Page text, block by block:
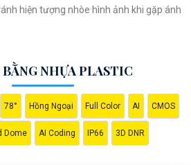
hiện tượng nhòe hình ảnh khi gặp ánh
NHỰA PLASTIC
78° Hồng Ngoại Full Color AI CMOS
Dome AI Coding IP66 3D DNR